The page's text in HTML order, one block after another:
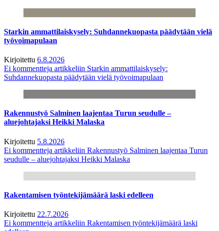
Starkin ammattilaiskysely: Suhdannekuopasta päädytään vielä
työvoimapulaan
Kirjoitettu 6.8.2026
Ei kommentteja artikkeliin Starkin ammattilaiskysely:
Suhdannekuopasta päädytään vielä työvoimapulaan
Rakennustyö Salminen laajentaa Turun seudulle –
aluejohtajaksi Heikki Malaska
Kirjoitettu 5.8.2026
Ei kommentteja artikkeliin Rakennustyö Salminen laajentaa Turun
seudulle – aluejohtajaksi Heikki Malaska
Rakentamisen työntekijämäärä laski edelleen
Kirjoitettu 22.7.2026
Ei kommentteja artikkeliin Rakentamisen työntekijämäärä laski